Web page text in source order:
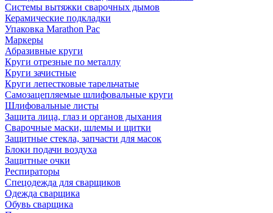
Системы вытяжки сварочных дымов
Керамические подкладки
Упаковка Marathon Pac
Маркеры
Абразивные круги
Круги отрезные по металлу
Круги зачистные
Круги лепестковые тарельчатые
Самозацепляемые шлифовальные круги
Шлифовальные листы
Защита лица, глаз и органов дыхания
Сварочные маски, шлемы и щитки
Защитные стекла, запчасти для масок
Блоки подачи воздуха
Защитные очки
Респираторы
Спецодежда для сварщиков
Одежда сварщика
Обувь сварщика